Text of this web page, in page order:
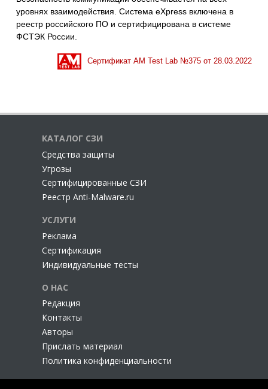
уровнях взаимодействия. Система eXpress включена в
реестр российского ПО и сертифицирована в системе
ФСТЭК России.
Сертификат AM Test Lab №375 от 28.03.2022
КАТАЛОГ СЗИ
Cредства защиты
Угрозы
Сертифицированные СЗИ
Реестр Anti-Malware.ru
УСЛУГИ
Реклама
Сертификация
Индивидуальные тесты
О НАС
Редакция
Контакты
Авторы
Прислать материал
Политика конфиденциальности